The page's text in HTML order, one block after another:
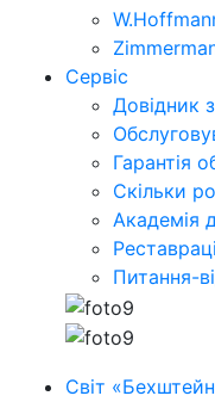
Сервіс
Довідник
Гарантія
Скільки
Академія
Питання-
Світ